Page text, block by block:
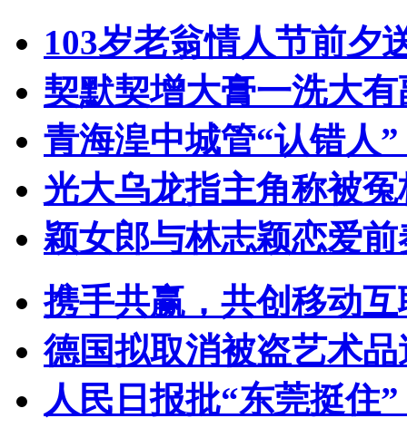
103岁老翁情人节前夕
契默契增大膏一洗大
青海湟中城管“认错人
光大乌龙指主角称被
颖女郎与林志颖恋爱
携手共赢，共创移动
德国拟取消被盗艺术
人民日报批“东莞挺住